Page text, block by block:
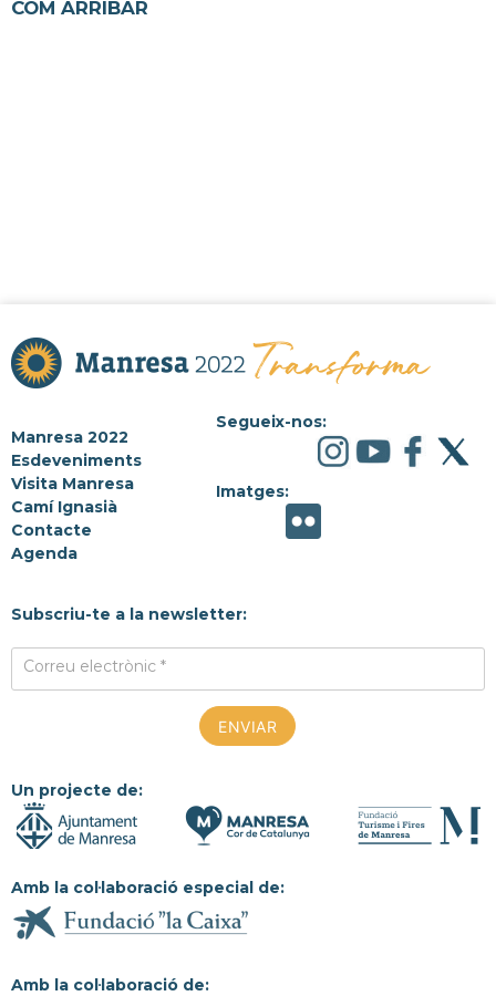
COM ARRIBAR
Manresa 2022
Esdeveniments
Visita Manresa
Camí Ignasià
Contacte
Agenda
Segueix-nos:
Imatges:
Subscriu-te a la newsletter:
Correu electrònic *
Un projecte de:
Amb la col·laboració especial de:
Amb la col·laboració de: